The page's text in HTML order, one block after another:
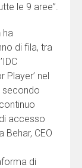
le 9 aree”.
ha
di fila, tra
Player’ nel
accesso
CEO
di